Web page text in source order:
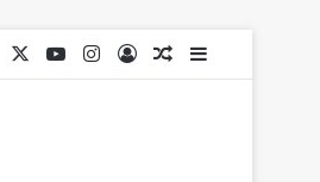
YouTubeInstagram
Log InRandom Article
Sidebar